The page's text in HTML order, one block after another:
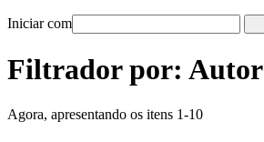
Iniciar com
Filtrador por: Autor
Agora, apresentando os itens 1-10